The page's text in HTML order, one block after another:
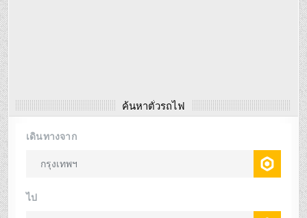
ค้นหาตั๋วรถไฟ